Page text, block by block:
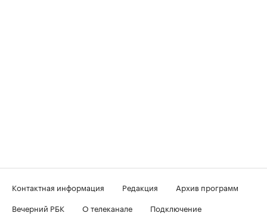
Контактная информация Редакция
Архив программ
Вечерний РБК
О телеканале
Подключение